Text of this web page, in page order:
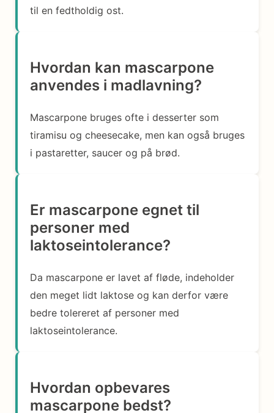
til en fedtholdig ost.
Hvordan kan mascarpone
anvendes i madlavning?
Mascarpone bruges ofte i desserter som
tiramisu og cheesecake, men kan også bruges
i pastaretter, saucer og på brød.
Er mascarpone egnet til
personer med
laktoseintolerance?
Da mascarpone er lavet af fløde, indeholder
den meget lidt laktose og kan derfor være
bedre tolereret af personer med
laktoseintolerance.
Hvordan opbevares
mascarpone bedst?